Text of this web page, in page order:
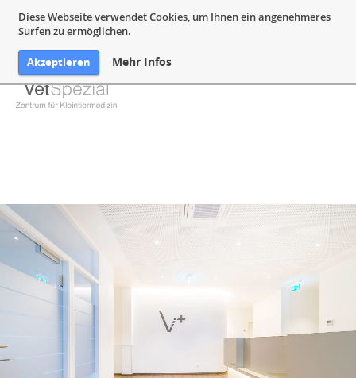
Diese Webseite verwendet Cookies, um Ihnen ein angenehmeres
Surfen zu ermöglichen.
Akzeptieren Mehr Infos